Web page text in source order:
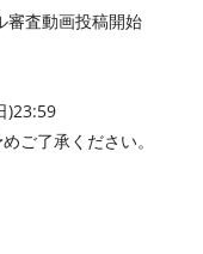
審査動画投稿開始
)23:59
ご了承ください。